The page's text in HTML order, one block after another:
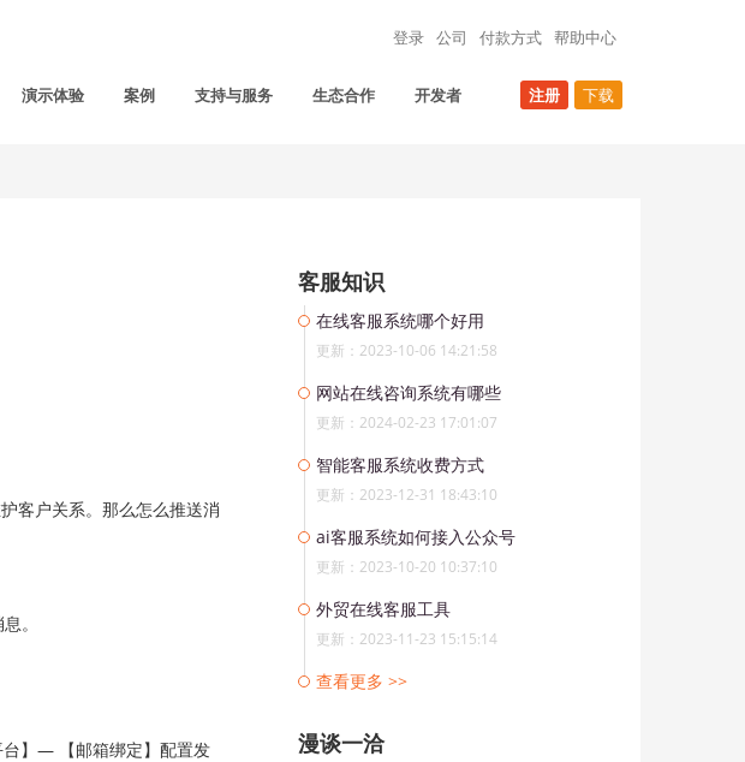
登录 公司 付款方式 帮助中心
演示体验 案例 支持与服务 生态合作 开发者 注册 下载
客户关系。那么怎么推送消
。
】— 【邮箱绑定】配置发
客服知识
在线客服系统哪个好用
更新：2023-10-06 14:21:58
网站在线咨询系统有哪些
更新：2024-02-23 17:01:07
智能客服系统收费方式
更新：2023-12-31 18:43:10
ai客服系统如何接入公众号
更新：2023-10-20 10:37:10
外贸在线客服工具
更新：2023-11-23 15:15:14
查看更多 >>
漫谈一洽